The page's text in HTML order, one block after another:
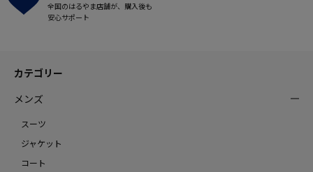
全国のはるやま店舗が、購入後も
安心サポート
カテゴリー
メンズ
スーツ
ジャケット
コート